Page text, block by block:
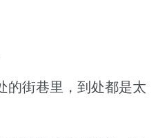
街巷里，到处都是太